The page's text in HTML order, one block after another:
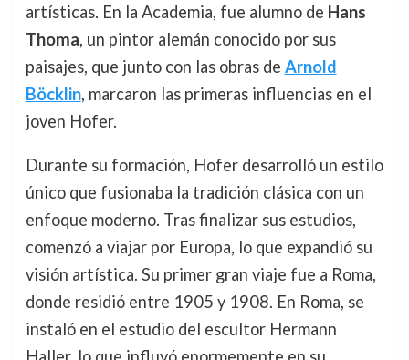
artísticas. En la Academia, fue alumno de Hans
Thoma, un pintor alemán conocido por sus
paisajes, que junto con las obras de Arnold
Böcklin, marcaron las primeras influencias en el
joven Hofer.
Durante su formación, Hofer desarrolló un estilo
único que fusionaba la tradición clásica con un
enfoque moderno. Tras finalizar sus estudios,
comenzó a viajar por Europa, lo que expandió su
visión artística. Su primer gran viaje fue a Roma,
donde residió entre 1905 y 1908. En Roma, se
instaló en el estudio del escultor Hermann